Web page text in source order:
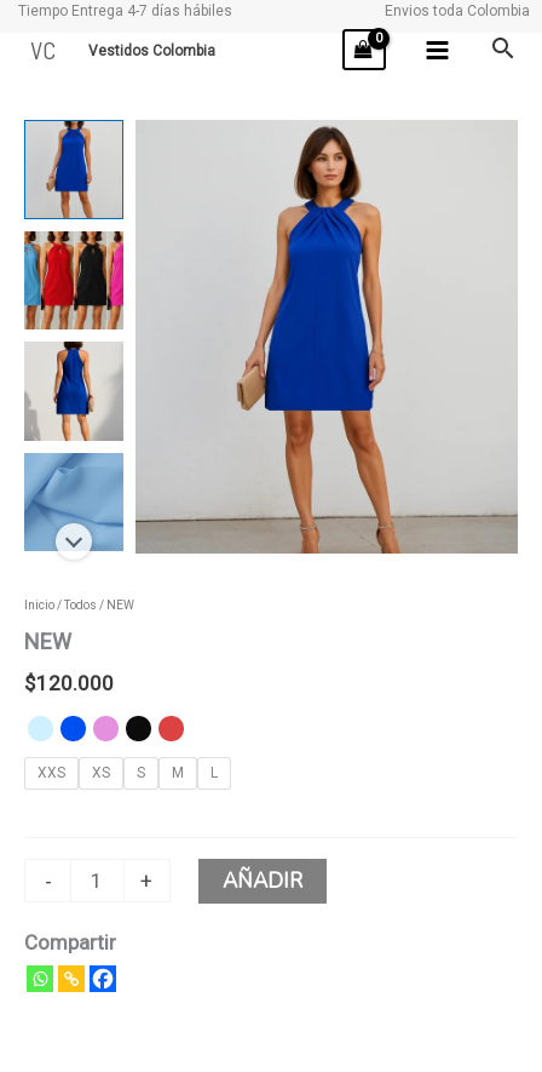
Tiempo Entrega 4-7 días hábiles Envios toda Colombia
VC Vestidos Colombia
Inicio/Todos / NEW
NEW
$120.000
XXS XS S M L
-
NEW
cantidad
+ AÑADIR
Compartir